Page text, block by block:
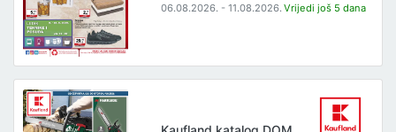
06.08.2026. - 11.08.2026. Vrijedi još 5 dana